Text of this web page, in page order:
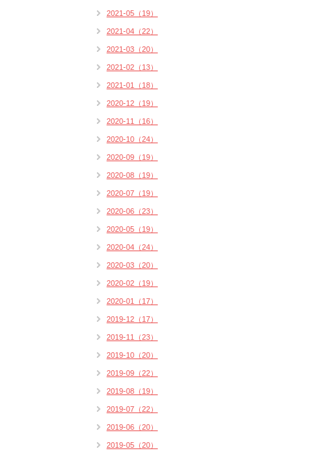
2021-05（19）
2021-04（22）
2021-03（20）
2021-02（13）
2021-01（18）
2020-12（19）
2020-11（16）
2020-10（24）
2020-09（19）
2020-08（19）
2020-07（19）
2020-06（23）
2020-05（19）
2020-04（24）
2020-03（20）
2020-02（19）
2020-01（17）
2019-12（17）
2019-11（23）
2019-10（20）
2019-09（22）
2019-08（19）
2019-07（22）
2019-06（20）
2019-05（20）